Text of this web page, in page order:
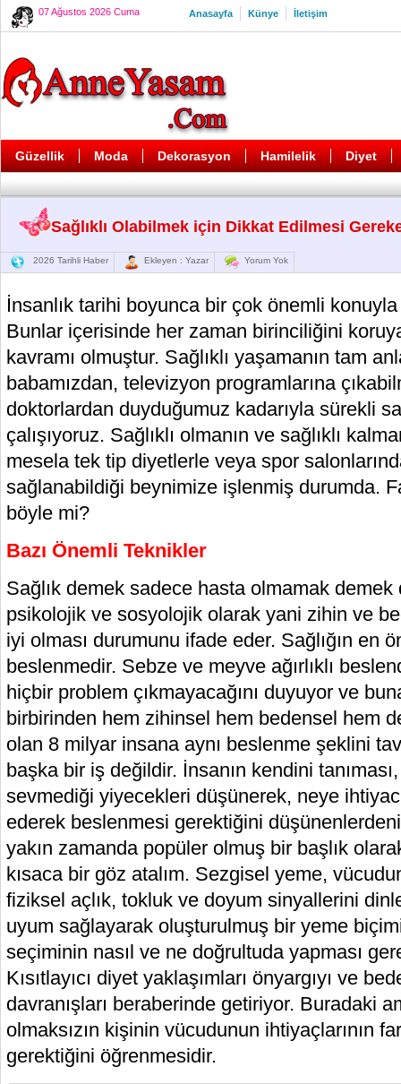
07 Ağustos 2026 Cuma Anasayfa Künye İletişim
Güzellik Moda Dekorasyon Hamilelik Diyet
Sağlıklı Olabilmek için Dikkat Edilmesi
2026 Tarihli Haber Ekleyen : Yazar Yorum Yok
İnsanlık tarihi boyunca bir çok önemli konuyla
Bunlar içerisinde her zaman birinciliğini
kavramı olmuştur. Sağlıklı yaşamanın tam
babamızdan, televizyon programlarına
doktorlardan duyduğumuz kadarıyla sürekli
çalışıyoruz. Sağlıklı olmanın ve sağlıklı
mesela tek tip diyetlerle veya spor
sağlanabildiği beynimize işlenmiş durumda.
böyle mi?
Bazı Önemli Teknikler
Sağlık demek sadece hasta olmamak demek
psikolojik ve sosyolojik olarak yani zihin ve
iyi olması durumunu ifade eder. Sağlığın en
beslenmedir. Sebze ve meyve ağırlıklı
hiçbir problem çıkmayacağını duyuyor ve
birbirinden hem zihinsel hem bedensel hem
olan 8 milyar insana aynı beslenme şeklini
başka bir iş değildir. İnsanın kendini
sevmediği yiyecekleri düşünerek, neye
ederek beslenmesi gerektiğini
yakın zamanda popüler olmuş bir başlık
kısaca bir göz atalım. Sezgisel yeme,
fiziksel açlık, tokluk ve doyum sinyallerini
uyum sağlayarak oluşturulmuş bir yeme
seçiminin nasıl ve ne doğrultuda yapması
Kısıtlayıcı diyet yaklaşımları önyargıyı ve
davranışları beraberinde getiriyor. Buradaki
olmaksızın kişinin vücudunun ihtiyaçlarının
gerektiğini öğrenmesidir.